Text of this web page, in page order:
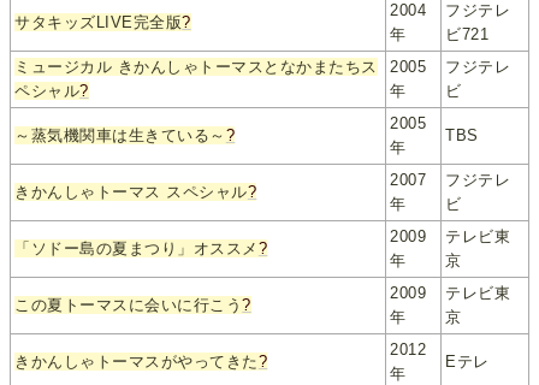
サタキッズLIVE完全版?
2004
年
フジテレ
ビ721
ミュージカル きかんしゃトーマスとなかまたちス
ペシャル?
2005
年
フジテレ
ビ
～蒸気機関車は生きている～ ?
2005
年
TBS
きかんしゃトーマス スペシャル?
2007
年
フジテレ
ビ
「ソドー島の夏まつり」オススメ ?
2009
年
テレビ東
京
この夏トーマスに会いに行こう?
2009
年
テレビ東
京
きかんしゃトーマスがやってきた?
2012
年
Eテレ